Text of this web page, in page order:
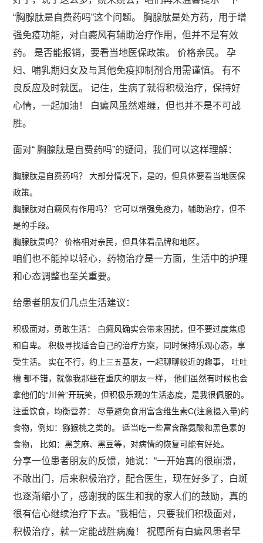
“胸腺肽是自费药吗”这个问题。 胸腺肽是处方药，用于增
强免疫功能，对白癜风有辅助治疗作用，但并不是有效
药。 是否能报销，要看当地医保政策。 价格亲民。 孕
妇、哺乳期妇女及与其他免疫抑制剂合用需谨慎。 有不
良反应及时就医。 记住，生病了就得积极治疗，保持好
心情，一起加油！ 白癜风虽然难缠，但也并不是不可战
胜。
面对“ 胸腺肽是自费药吗”的疑问，我们可以这样理解：
胸腺肽是自费药吗？ 大部分情况下，是的，但具体要看当地医保
政策。
胸腺肽对白癜风有作用吗？ 它可以增强免疫力，辅助治疗，但不
是的手段。
胸腺肽贵吗？ 价格相对亲民，但具体看品牌和地区。
咱们也不能掉以轻心，药物治疗是一方面，生活中的护理
和心态调整也至关重要。
给患者朋友们几点生活建议：
积极面对，勇敢生活： 白癜风确实会带来困扰，但不要过度焦虑
和自卑。 积极寻找适合自己的治疗方案，同时保持乐观心态，享
受生活。 实在不行，约上三五基友，一起聊聊较近的趣事， 吐吐
槽 都不错，就像我那些在重庆的朋友一样， 他们虽然有时候也会
拿他们的“川普”开玩笑，但积极乐观的生活态度，是我很佩服的。
注重饮食，均衡营养： 尽量避免食用富含维生素C(注意摄入量)的
食物，例如：猕猴桃之类的。 适当吃一些富含酪氨酸和黑色素的
食物， 比如：黑芝麻、黑豆等，对病情的恢复可能有好处。
分享一位患者朋友的反馈，她说：“一开始真的很崩溃，
不敢出门，后来积极治疗，配合医生，现在好多了，白斑
也逐渐缩小了，感谢我的医生和我的家人们的鼓励，真的
很有信心继续治疗下去。”我相信，只要我们积极面对，
积极治疗，就一定能战胜病魔！ 祝愿所有白癜风患者早